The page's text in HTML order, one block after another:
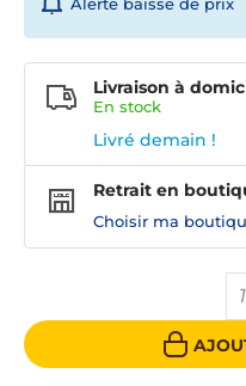
Alerte baisse de prix
1
Livraison à
En stock
Livré demain !
Retrait en
Choisir ma